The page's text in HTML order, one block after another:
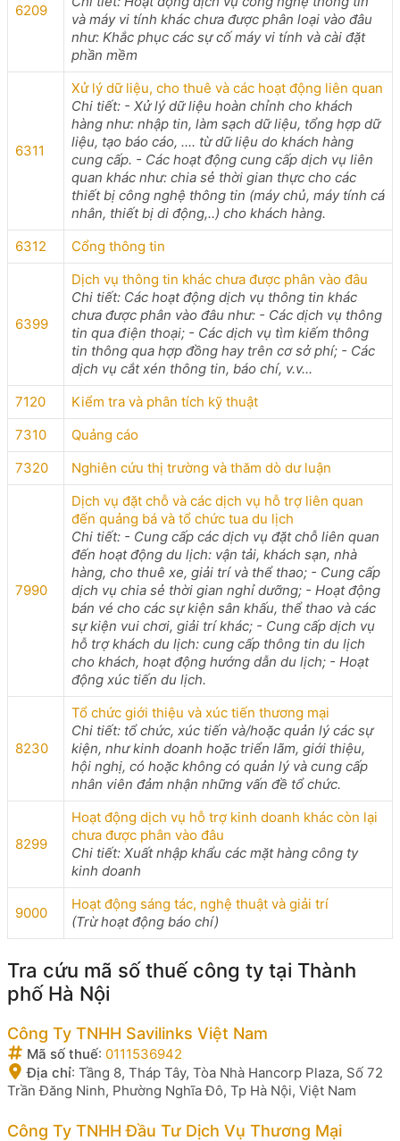
6209
và máy vi tính khác chưa được phân loại vào đâu
như: Khắc phục các sự cố máy vi tính và cài đặt
phần mềm
6311
Xử lý dữ liệu, cho thuê và các hoạt động liên quan
Chi tiết: - Xử lý dữ liệu hoàn chỉnh cho khách
hàng như: nhập tin, làm sạch dữ liệu, tổng hợp dữ
liệu, tạo báo cáo, .... từ dữ liệu do khách hàng
cung cấp. - Các hoạt động cung cấp dịch vụ liên
quan khác như: chia sẻ thời gian thực cho các
thiết bị công nghệ thông tin (máy chủ, máy tính cá
nhân, thiết bị di động,..) cho khách hàng.
6312
Cổng thông tin
6399
Dịch vụ thông tin khác chưa được phân vào đâu
Chi tiết: Các hoạt động dịch vụ thông tin khác
chưa được phân vào đâu như: - Các dịch vụ thông
tin qua điện thoại; - Các dịch vụ tìm kiếm thông
tin thông qua hợp đồng hay trên cơ sở phí; - Các
dịch vụ cắt xén thông tin, báo chí, v.v...
7120
Kiểm tra và phân tích kỹ thuật
7310
Quảng cáo
7320
Nghiên cứu thị trường và thăm dò dư luận
7990
Dịch vụ đặt chỗ và các dịch vụ hỗ trợ liên quan
đến quảng bá và tổ chức tua du lịch
Chi tiết: - Cung cấp các dịch vụ đặt chỗ liên quan
đến hoạt động du lịch: vận tải, khách sạn, nhà
hàng, cho thuê xe, giải trí và thể thao; - Cung cấp
dịch vụ chia sẻ thời gian nghỉ dưỡng; - Hoạt động
bán vé cho các sự kiện sân khấu, thể thao và các
sự kiện vui chơi, giải trí khác; - Cung cấp dịch vụ
hỗ trợ khách du lịch: cung cấp thông tin du lịch
cho khách, hoạt động hướng dẫn du lịch; - Hoạt
động xúc tiến du lịch.
8230
Tổ chức giới thiệu và xúc tiến thương mại
Chi tiết: tổ chức, xúc tiến và/hoặc quản lý các sự
kiện, như kinh doanh hoặc triển lãm, giới thiệu,
hội nghị, có hoặc không có quản lý và cung cấp
nhân viên đảm nhận những vấn đề tổ chức.
8299
Hoạt động dịch vụ hỗ trợ kinh doanh khác còn lại
chưa được phân vào đâu
Chi tiết: Xuất nhập khẩu các mặt hàng công ty
kinh doanh
9000
Hoạt động sáng tác, nghệ thuật và giải trí
(Trừ hoạt động báo chí)
Tra cứu mã số thuế công ty tại Thành
phố Hà Nội
Công Ty TNHH Savilinks Việt Nam
Mã số thuế: 0111536942
Địa chỉ: Tầng 8, Tháp Tây, Tòa Nhà Hancorp Plaza, Số 72
Trần Đăng Ninh, Phường Nghĩa Đô, Tp Hà Nội, Việt Nam
Công Ty TNHH Đầu Tư Dịch Vụ Thương Mại